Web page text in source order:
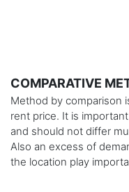
COMPARATIVE
Method by comparison
rent price. It is
and should not differ
Also an excess of
the location play